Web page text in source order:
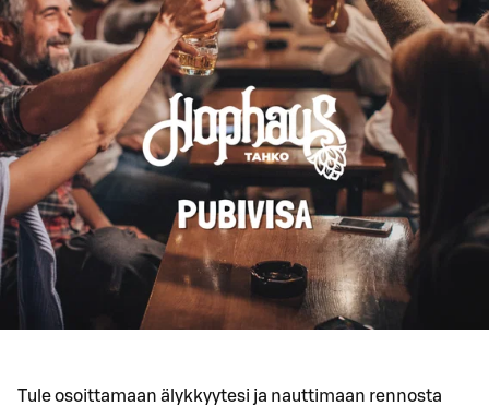
Tule osoittamaan älykkyytesi ja nauttimaan rennosta